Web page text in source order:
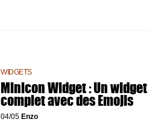
WIDGETS
Minicon Widget : Un widget
complet avec des Emojis
04/05 Enzo